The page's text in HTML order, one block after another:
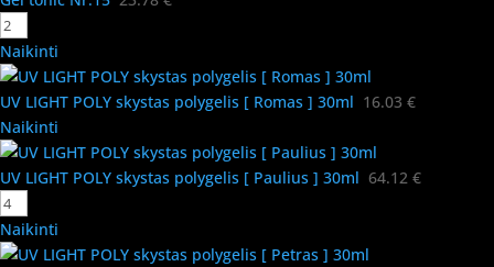
Naikinti
UV LIGHT POLY skystas polygelis [ Romas ] 30ml 16.03 €
Naikinti
UV LIGHT POLY skystas polygelis [ Paulius ] 30ml 64.12 €
Naikinti